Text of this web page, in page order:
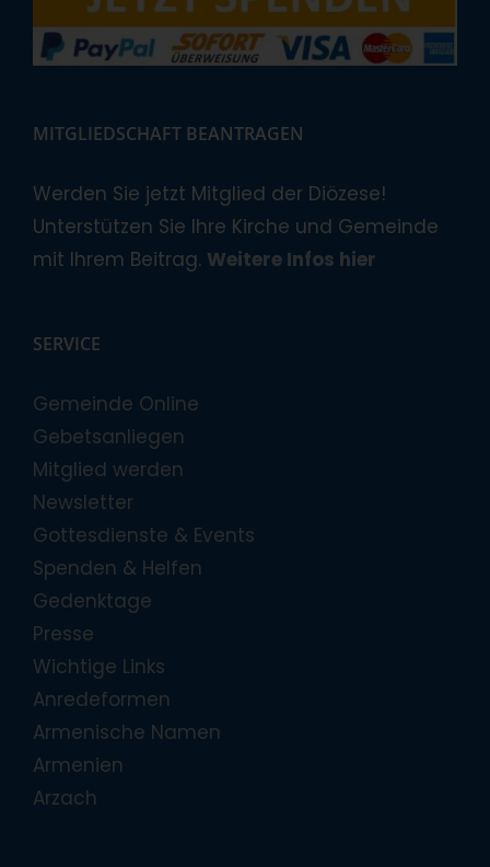
MITGLIEDSCHAFT BEANTRAGEN
Werden Sie jetzt Mitglied der Diözese!
Unterstützen Sie Ihre Kirche und Gemeinde
mit Ihrem Beitrag. Weitere Infos hier
SERVICE
Gemeinde Online
Gebetsanliegen
Mitglied werden
Newsletter
Gottesdienste & Events
Spenden & Helfen
Gedenktage
Presse
Wichtige Links
Anredeformen
Armenische Namen
Armenien
Arzach